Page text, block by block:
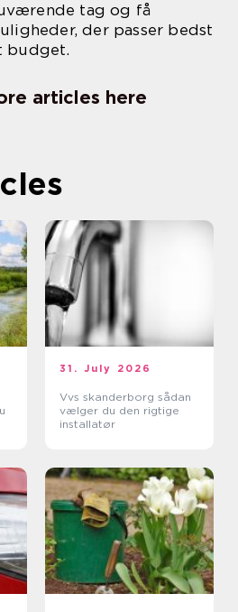
tag og få
der passer bedst
budget.
articles here
31. July 2026
Vvs skanderborg sådan
vælger du den rigtige
installatør